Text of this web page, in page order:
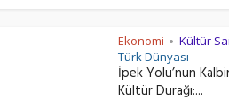
Ekonomi • Kültür
Türk Dünyası
İpek Yolu’nun
Kültür Durağı:...